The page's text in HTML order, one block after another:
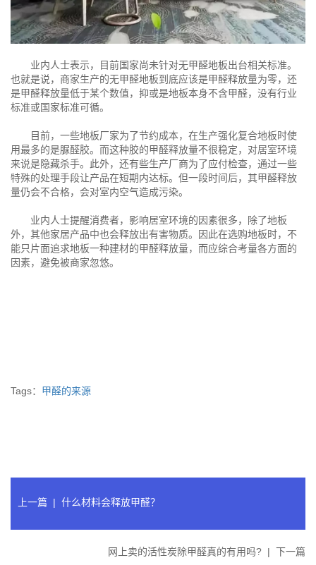
业内人士表示，目前国家尚未针对无甲醛地板出台相关标准。
也就是说，商家生产的无甲醛地板到底应该是甲醛释放量为零，还
是甲醛释放量低于某个数值，抑或是地板本身不含甲醛，没有行业
标准或国家标准可循。
目前，一些地板厂家为了节约成本，在生产强化复合地板时使
用最多的是脲醛胶。而这种胶的甲醛释放量不很稳定，对居室环境
来说是隐藏杀手。此外，还有些生产厂商为了应付检查，通过一些
特殊的处理手段让产品在短期内达标。但一段时间后，其甲醛释放
量仍会不合格，会对室内空气造成污染。
业内人士提醒消费者，影响居室环境的因素很多，除了地板
外，其他家居产品中也会释放出有害物质。因此在选购地板时，不
能只片面追求地板一种建材的甲醛释放量，而应综合考量各方面的
因素，避免被商家忽悠。
Tags： 甲醛的来源
上一篇 | 什么材料会释放甲醛？
网上卖的活性炭除甲醛真的有用吗? | 下一篇